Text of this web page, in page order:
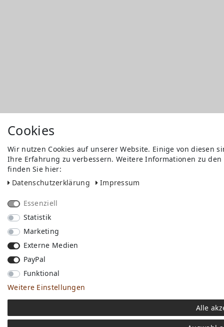
Cookies
Wir nutzen Cookies auf unserer Website. Einige von diesen
Ihre Erfahrung zu verbessern. Weitere Informationen zu
finden Sie hier:
Daten­schutz­erklärung
Impressum
Essenziell
Statistik
Marketing
Externe Medien
PayPal
Funktional
Weitere Einstellungen
Alle